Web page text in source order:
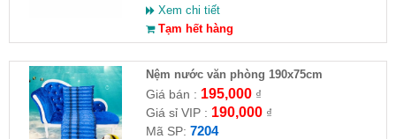
Xem chi tiết
Tạm hết hàng
Nệm nước văn phòng 190x75cm
Giá bán : 195,000₫
Giá sỉ VIP : 190,000₫
Mã SP: 7204